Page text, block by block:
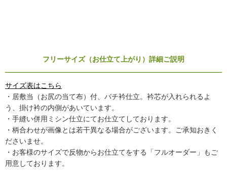
フリーサイズ（お仕立て上がり）詳細ご説明
サイズ表はこちら
・居敷当（お尻の当て布）付、バチ衿仕立。衿芯が入れられるよ
う、掛け衿の内側があいています。
・手縫い併用ミシン仕立にてお仕立てしております。
・柄合わせが画像とは若干異なる場合がございます。ご承知おきく
ださいませ。
・お客様のサイズで反物からお仕立てをする「フルオーダー」もご
用意しております。